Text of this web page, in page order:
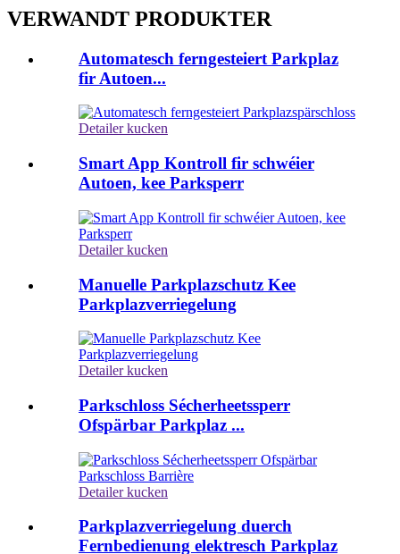
VERWANDT PRODUKTER
Automatesch ferngesteiert Parkplaz
fir Autoen...
Detailer kucken
Smart App Kontroll fir schwéier
Autoen, kee Parksperr
Detailer kucken
Manuelle Parkplazschutz Kee
Parkplazverriegelung
Detailer kucken
Parkschloss Sécherheetssperr
Ofspärbar Parkplaz ...
Detailer kucken
Parkplazverriegelung duerch
Fernbedienung elektresch Parkplaz